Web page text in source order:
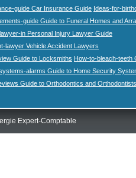
guide Car Insurance Guide Ideas-for-
guide Guide to Funeral Homes and
in Personal Injury Lawyer Guide
lawyer Vehicle Accident Lawyers
Guide to Locksmiths How-to-bleach-teeth
alarms Guide to Home Security
Guide to Orthodontics and Orthodontists
Expert-Comptable